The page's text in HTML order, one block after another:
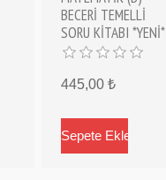
BECERİ TEMELLİ
SORU KİTABI *YENİ*
445,00 ₺